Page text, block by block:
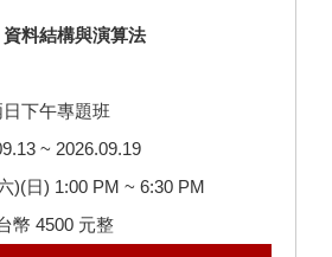
料結構與演算法
下午專題班
~ 2026.09.19
)(日) 1:00 PM ~ 6:30 PM
幣 4500 元整